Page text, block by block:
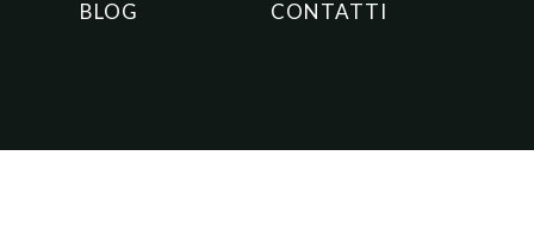
BLOG CONTATTI